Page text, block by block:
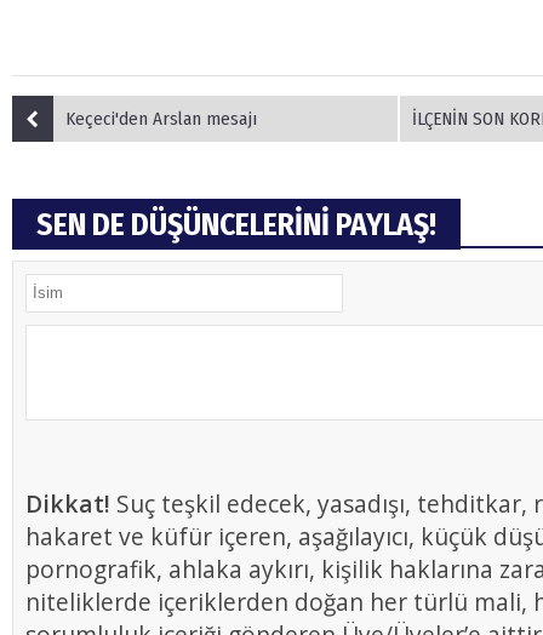
Keçeci'den Arslan mesajı İLÇENİN SON
SEN DE DÜŞÜNCELERİNİ PAYLAŞ!
Dikkat! Suç teşkil edecek, yasadışı, tehditkar,
hakaret ve küfür içeren, aşağılayıcı, küçük
pornografik, ahlaka aykırı, kişilik haklarına
niteliklerde içeriklerden doğan her türlü mali,